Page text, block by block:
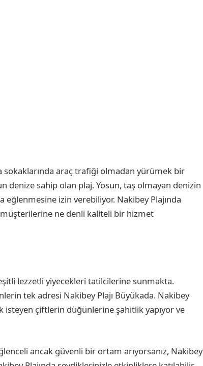
sokaklarında araç trafiği olmadan yürümek bir
denize sahip olan plaj. Yosun, taş olmayan denizin
izin verebiliyor. Nakibey Plajında
ne denli kaliteli bir hizmet
lezzetli yiyecekleri tatilcilerine sunmakta.
tek adresi Nakibey Plajı Büyükada. Nakibey
isteyen çiftlerin düğünlerine şahitlik yapıyor ve
ancak güvenli bir ortam arıyorsanız, Nakibey